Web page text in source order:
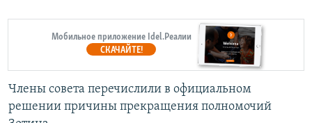
Мобильное приложение Idel.Реалии
СКАЧАЙТЕ!
Члены совета перечислили в официальном
решении причины прекращения полномочий